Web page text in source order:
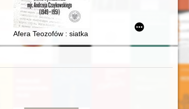
RP badania naukowe Ośrodka Badań Historii
Afera Teozofów : siatka wywiadowcza mjr. Andrzeja